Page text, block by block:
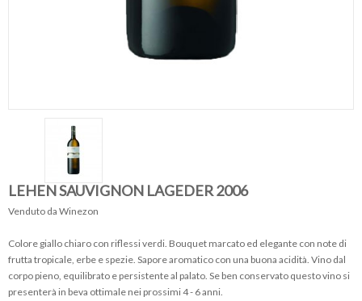
LEHEN SAUVIGNON LAGEDER 2006
Venduto da Winezon
Colore giallo chiaro con riflessi verdi. Bouquet marcato ed elegante con note di
frutta tropicale, erbe e spezie. Sapore aromatico con una buona acidità. Vino dal
corpo pieno, equilibrato e persistente al palato. Se ben conservato questo vino si
presenterà in beva ottimale nei prossimi 4 - 6 anni.